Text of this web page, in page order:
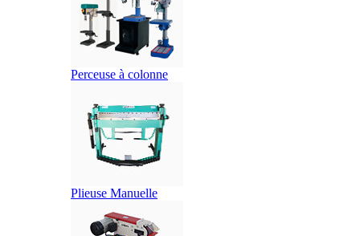
Perceuse à colonne
Plieuse Manuelle